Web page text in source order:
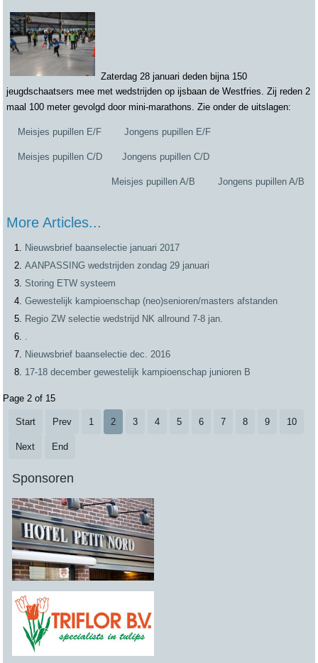
Zaterdag 28 januari deden bijna 150
jeugdschaatsers mee met wedstrijden op ijsbaan de Westfries. Zij reden 2
maal 100 meter gevolgd door mini-marathons. Zie onder de uitslagen:
Meisjes pupillen E/F Jongens pupillen E/F
Meisjes pupillen C/D Jongens pupillen C/D
Meisjes pupillen A/B Jongens pupillen A/B
More Articles...
Nieuwsbrief baanselectie januari 2017
AANPASSING wedstrijden zondag 29 januari
Storing ETW systeem
Gewestelijk kampioenschap (neo)senioren/masters afstanden
Regio ZW selectie wedstrijd NK allround 7-8 jan.
Nieuwsbrief baanselectie dec. 2016
17-18 december gewestelijk kampioenschap junioren B
Page 2 of 15
Start Prev 1 2 3 4 5 6 7 8 9 10
Next End
Sponsoren